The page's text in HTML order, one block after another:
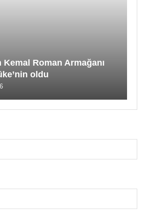
Kemal Roman Armağanı
oldu